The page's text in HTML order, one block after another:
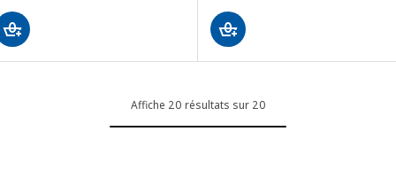
Affiche 20 résultats sur 20